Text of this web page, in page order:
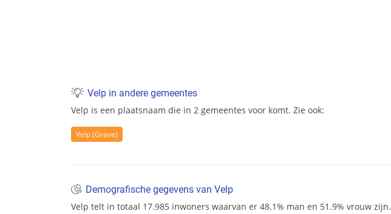
Velp in andere gemeentes
Velp is een plaatsnaam die in 2 gemeentes voor komt. Zie ook:
Velp (Grave)
Demografische gegevens van Velp
Velp telt in totaal 17.985 inwoners waarvan er 48.1% man en 51.9% vrouw zijn.